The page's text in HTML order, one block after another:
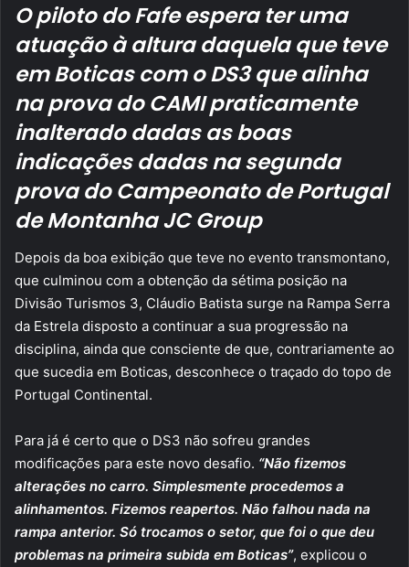
O piloto do Fafe espera ter uma
atuação à altura daquela que teve
em Boticas com o DS3 que alinha
na prova do CAMI praticamente
inalterado dadas as boas
indicações dadas na segunda
prova do Campeonato de Portugal
de Montanha JC Group
Depois da boa exibição que teve no evento transmontano,
que culminou com a obtenção da sétima posição na
Divisão Turismos 3, Cláudio Batista surge na Rampa Serra
da Estrela disposto a continuar a sua progressão na
disciplina, ainda que consciente de que, contrariamente ao
que sucedia em Boticas, desconhece o traçado do topo de
Portugal Continental.
Para já é certo que o DS3 não sofreu grandes
modificações para este novo desafio. “Não fizemos
alterações no carro. Simplesmente procedemos a
alinhamentos. Fizemos reapertos. Não falhou nada na
rampa anterior. Só trocamos o setor, que foi o que deu
problemas na primeira subida em Boticas”, explicou o